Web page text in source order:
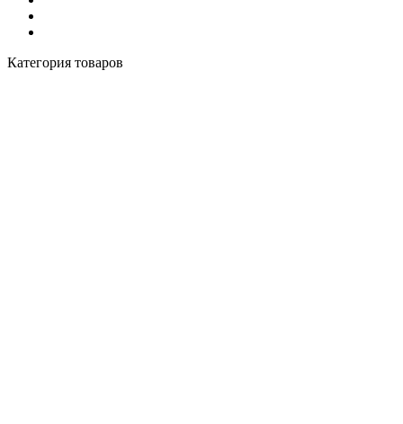
Категория товаров